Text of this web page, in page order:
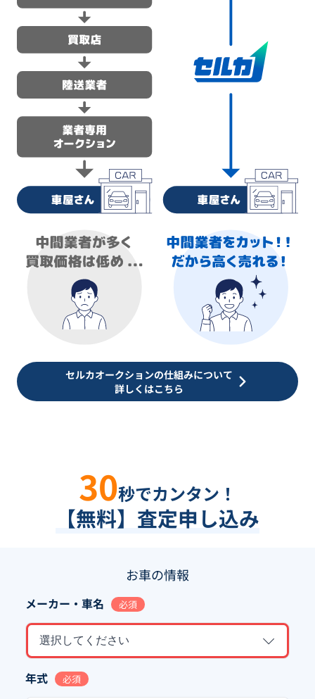
セルカオークションの仕組みについて
詳しくはこちら
30秒でカンタン！
【無料】査定申し込み
お車の情報
メーカー・車名 必須
選択してください
年式 必須